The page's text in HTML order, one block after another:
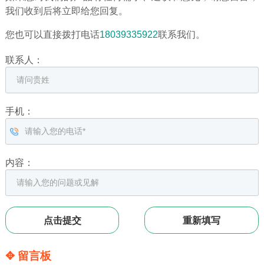
我们收到后将立即给您回复。
您也可以直接拨打电话18039335922联系我们。
联系人：
手机：
内容：
✥ 留言板